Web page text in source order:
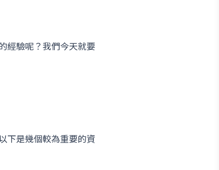
經驗呢？我們今天就要
下是幾個較為重要的資